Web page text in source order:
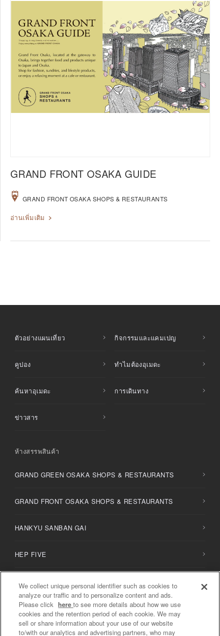
GRAND FRONT OSAKA GUIDE
GRAND FRONT OSAKA SHOPS & RESTAURANTS
อ่านเพิ่มเติม
ตัวอย่างแผนเที่ยว กิจกรรมและแคมเปญ
คูปอง ทำไมต้องอุเมดะ
ค้นหาอุเมดะ การเดินทาง
ข่าวสาร
ห้างสรรพสินค้า
GRAND GREEN OSAKA SHOPS & RESTAURANTS
GRAND FRONT OSAKA SHOPS & RESTAURANTS
HANKYU SANBAN GAI
HEP FIVE
NUchayamachi /NUchayamachi PLUS
Diamor Osaka
We collect unique personal identifier such as cookies to
analyze our traffic and to personalize content and ads.
Please click hereto see more details about how we use
cookies and the retention period of each cookie. We may
sell or share information about your use of our website
to/with our analytics and advertising partners, who may